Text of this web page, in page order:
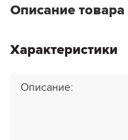
Описание товара
Характеристики
Описание: